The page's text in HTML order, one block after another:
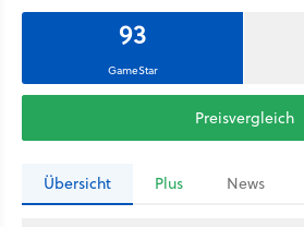
93
GameStar
Preisvergleich
Übersicht Plus News